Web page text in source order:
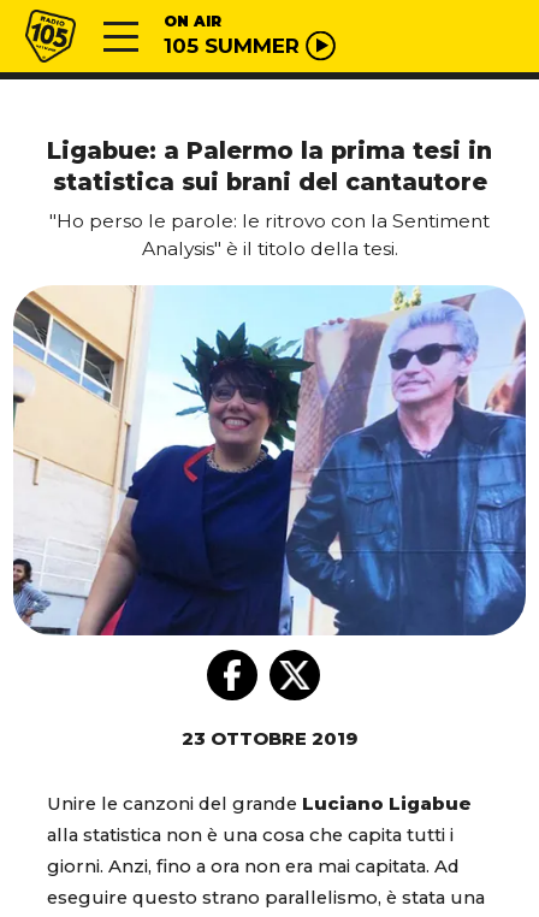
Vai al contenuto
Radio 105 ON AIR
105 SUMMER
Ligabue: a Palermo la prima tesi in
statistica sui brani del cantautore
"Ho perso le parole: le ritrovo con la Sentiment
Analysis" è il titolo della tesi.
23 OTTOBRE 2019
Unire le canzoni del grande Luciano Ligabue
alla statistica non è una cosa che capita tutti i
giorni. Anzi, fino a ora non era mai capitata. Ad
eseguire questo strano parallelismo, è stata una